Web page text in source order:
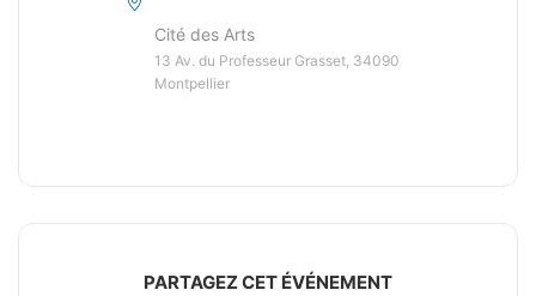
Cité des Arts
13 Av. du Professeur Grasset, 34090
Montpellier
PARTAGEZ CET ÉVÉNEMENT